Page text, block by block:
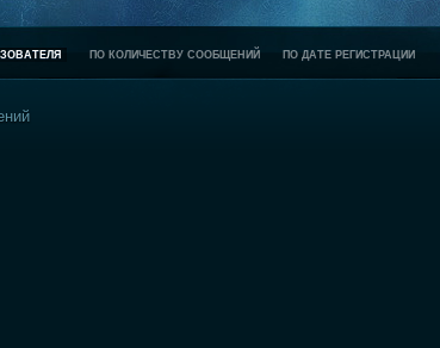
ПО КОЛИЧЕСТВУ СООБЩЕНИЙ ПО ДАТЕ РЕГИСТРАЦИИ